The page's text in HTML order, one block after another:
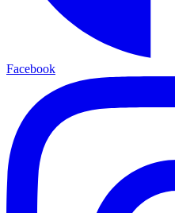
Facebook